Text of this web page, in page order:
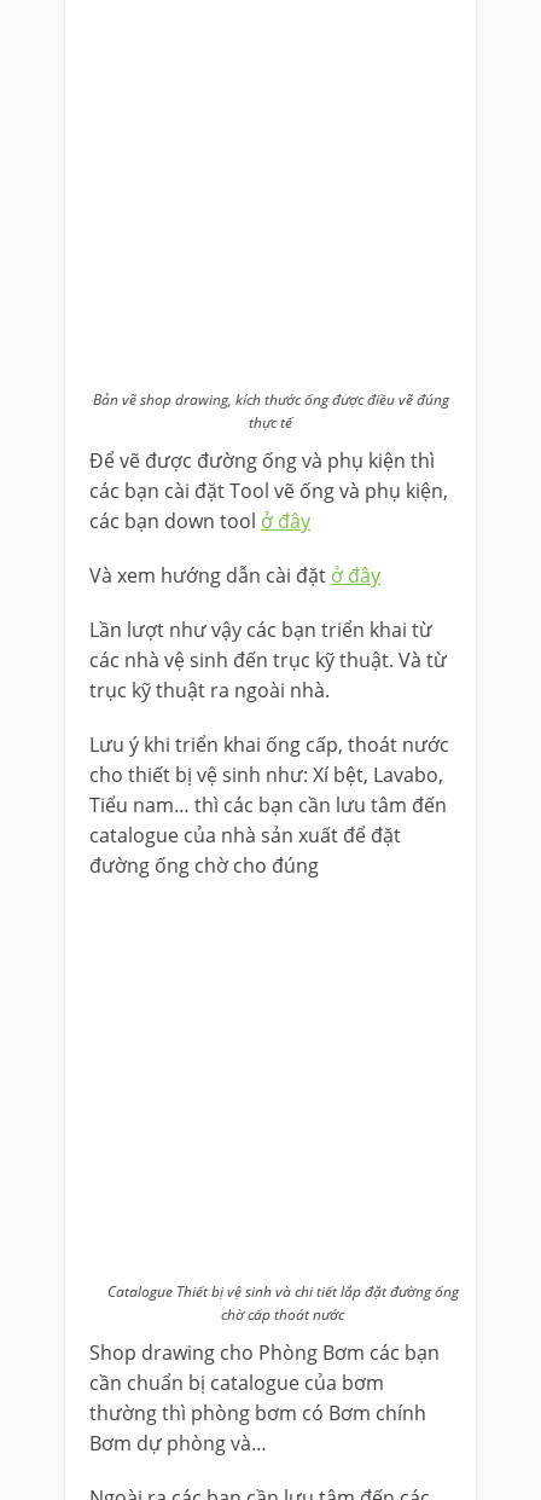
Bản vẽ shop drawing, kích thước ống được điều vẽ đúng
thực tế
Để vẽ được đường ống và phụ kiện thì
các bạn cài đặt Tool vẽ ống và phụ kiện,
các bạn down tool ở đây
Và xem hướng dẫn cài đặt ở đây
Lần lượt như vậy các bạn triển khai từ
các nhà vệ sinh đến trục kỹ thuật. Và từ
trục kỹ thuật ra ngoài nhà.
Lưu ý khi triển khai ống cấp, thoát nước
cho thiết bị vệ sinh như: Xí bệt, Lavabo,
Tiểu nam… thì các bạn cần lưu tâm đến
catalogue của nhà sản xuất để đặt
đường ống chờ cho đúng
Catalogue Thiết bị vệ sinh và chi tiết lắp đặt đường ống
chờ cấp thoát nước
Shop drawing cho Phòng Bơm các bạn
cần chuẩn bị catalogue của bơm
thường thì phòng bơm có Bơm chính
Bơm dự phòng và…